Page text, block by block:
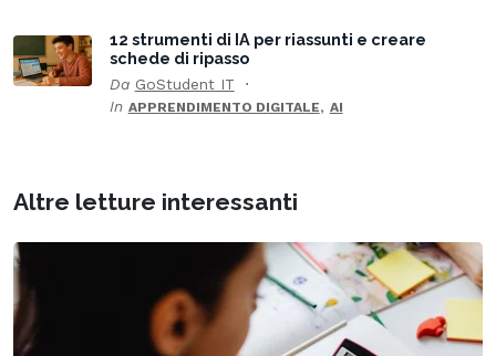
12 strumenti di IA per riassunti e creare
schede di ripasso
Da GoStudent IT
In APPRENDIMENTO DIGITALE, AI
Altre letture interessanti